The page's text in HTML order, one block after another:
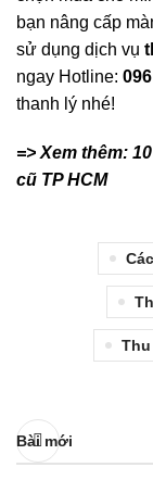
bạn nâng cấp
sử dụng dịch vụ
ngay Hotline:
thanh lý nhé!
=> Xem thêm:
cũ TP HCM
Thu
Bài mới